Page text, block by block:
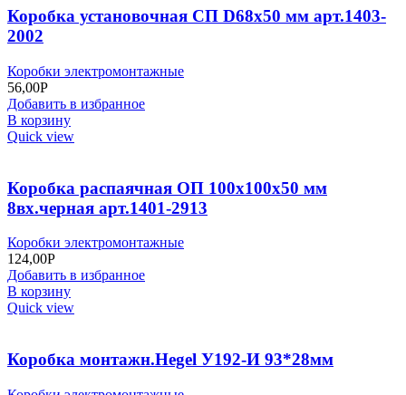
Коробка установочная CП D68х50 мм арт.1403-
2002
Коробки электромонтажные
56,00Р
Добавить в избранное
В корзину
Quick view
Коробка распаячная ОП 100х100х50 мм
8вх.черная арт.1401-2913
Коробки электромонтажные
124,00Р
Добавить в избранное
В корзину
Quick view
Коробка монтажн.Неgel У192-И 93*28мм